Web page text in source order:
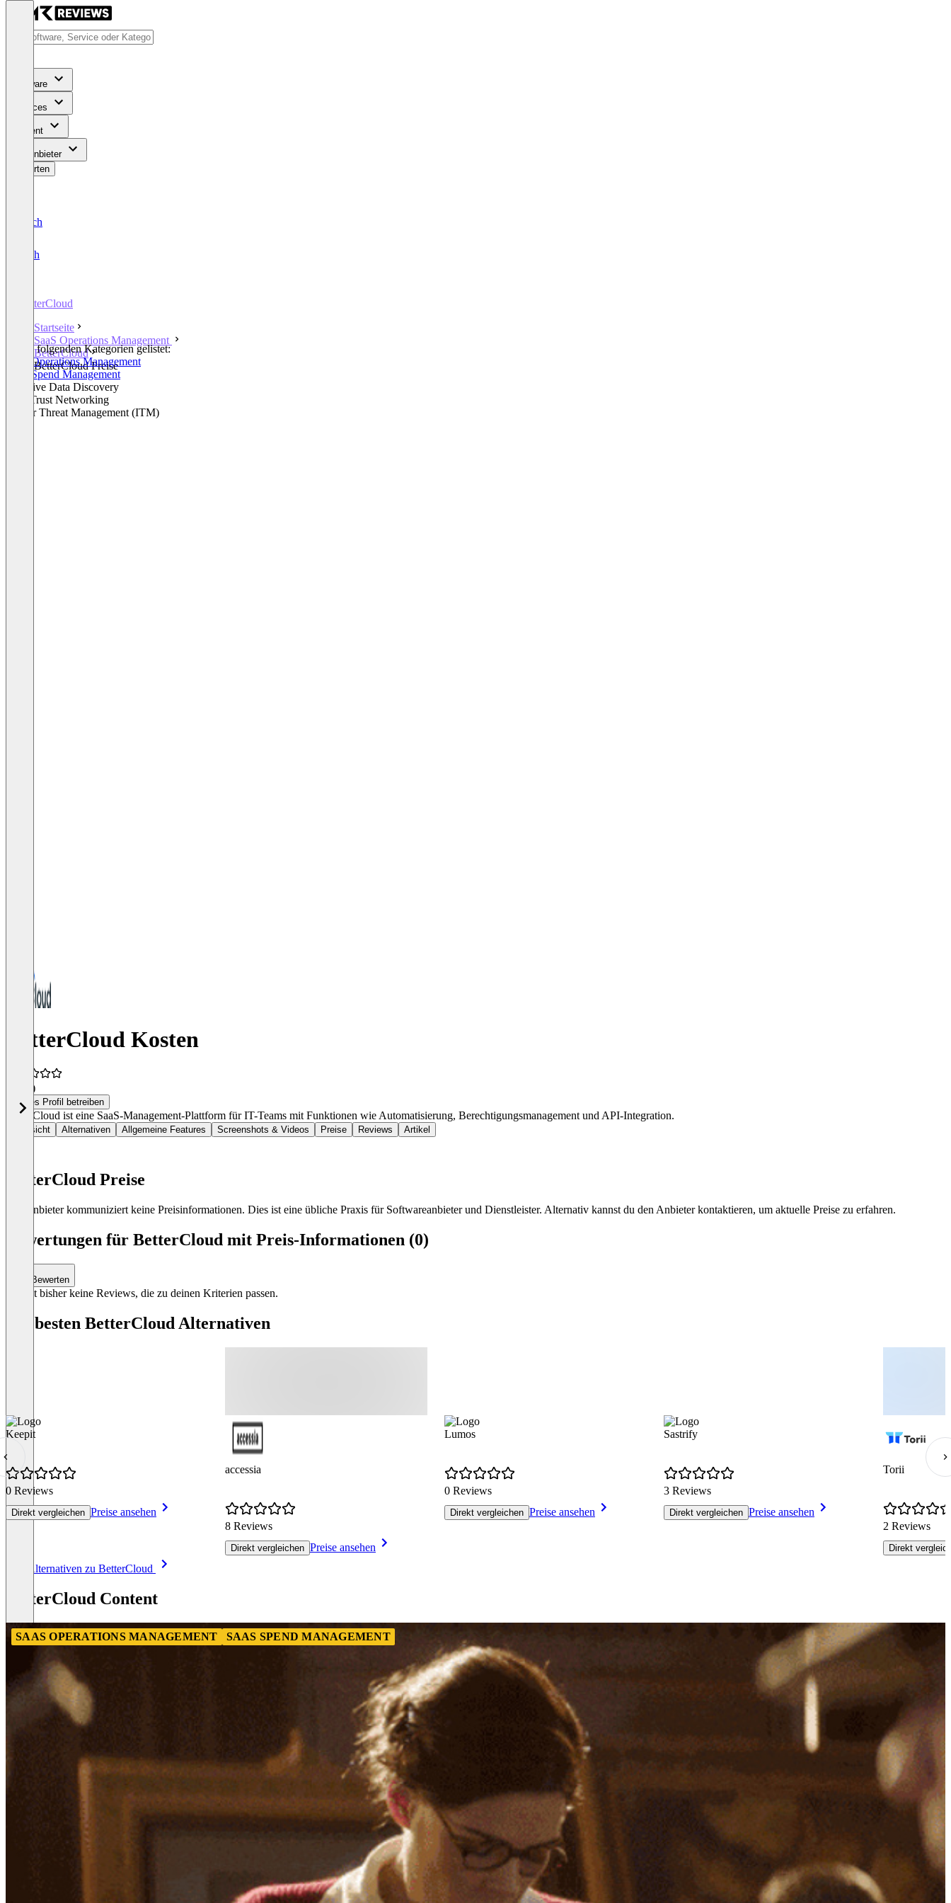
Software
Services
Content
Für Anbieter
Bewerten
Deutsch
English
BetterCloud
Startseite
SaaS Operations Management
BetterCloud
BetterCloud Preise
In den folgenden Kategorien gelistet:
SaaS Operations Management
SaaS Spend Management
Sensitive Data Discovery
Zero Trust Networking
Insider Threat Management (ITM)
BetterCloud Kosten
(2)
Dieses Profil betreiben
BetterCloud ist eine SaaS-Management-Plattform für IT-Teams mit Funktionen wie Automatisierung, Berechtigungsmanagement und API-Integration.
Übersicht Alternativen Allgemeine Features Screenshots & Videos Preise Reviews Artikel
BetterCloud Preise
Der Anbieter kommuniziert keine Preisinformationen. Dies ist eine übliche Praxis für Softwareanbieter und Dienstleister. Alternativ kannst du den Anbieter kontaktieren, um aktuelle Preise zu erfahren.
Bewertungen für BetterCloud mit Preis-Informationen (0)
Bewerten
Es gibt bisher keine Reviews, die zu deinen Kriterien passen.
Die besten BetterCloud Alternativen
Keepit
0 Reviews
Direkt vergleichen Preise ansehen
accessia
8 Reviews
Direkt vergleichen Preise ansehen
Lumos
0 Reviews
Direkt vergleichen Preise ansehen
Sastrify
3 Reviews
Direkt vergleichen Preise ansehen
Torii
2 Reviews
Direkt
Alle Alternativen zu BetterCloud
BetterCloud Content
SAAS OPERATIONS MANAGEMENT SAAS SPEND MANAGEMENT